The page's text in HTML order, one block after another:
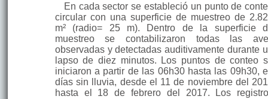
En cada sector se estableció un punto de
circular con una superficie de muestreo de
m² (radio= 25 m). Dentro de la superficie
muestreo se contabilizaron todas las
observadas y detectadas auditivamente durante
lapso de diez minutos. Los puntos de conteo
iniciaron a partir de las 06h30 hasta las 09h30,
días sin lluvia, desde el 11 de noviembre del
hasta el 18 de febrero del 2017. Los